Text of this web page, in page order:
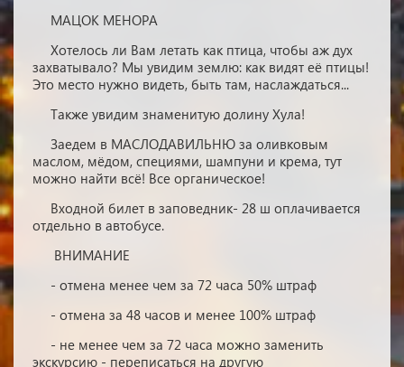
МАЦОК МЕНОРА
Хотелось ли Вам летать как птица, чтобы аж дух
захватывало? Мы увидим землю: как видят её птицы!
Это место нужно видеть, быть там, наслаждаться...
Также увидим знаменитую долину Хула!
Заедем в МАСЛОДАВИЛЬНЮ за оливковым
маслом, мёдом, специями, шампуни и крема, тут
можно найти всё! Все органическое!
Входной билет в заповедник- 28 ш оплачивается
отдельно в автобусе.
ВНИМАНИЕ
- отмена менее чем за 72 часа 50% штраф
- отмена за 48 часов и менее 100% штраф
- не менее чем за 72 часа можно заменить
экскурсию - переписаться на другую